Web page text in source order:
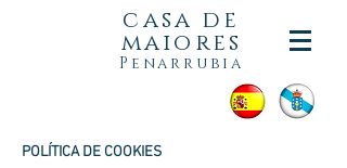
casa de
maiores
Penarrubia
POLÍTICA DE COOKIES